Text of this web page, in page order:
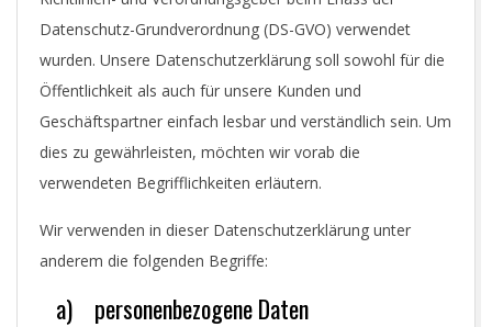
Datenschutz-Grundverordnung (DS-GVO) verwendet
wurden. Unsere Datenschutzerklärung soll sowohl für die
Öffentlichkeit als auch für unsere Kunden und
Geschäftspartner einfach lesbar und verständlich sein. Um
dies zu gewährleisten, möchten wir vorab die
verwendeten Begrifflichkeiten erläutern.
Wir verwenden in dieser Datenschutzerklärung unter
anderem die folgenden Begriffe:
a) personenbezogene Daten